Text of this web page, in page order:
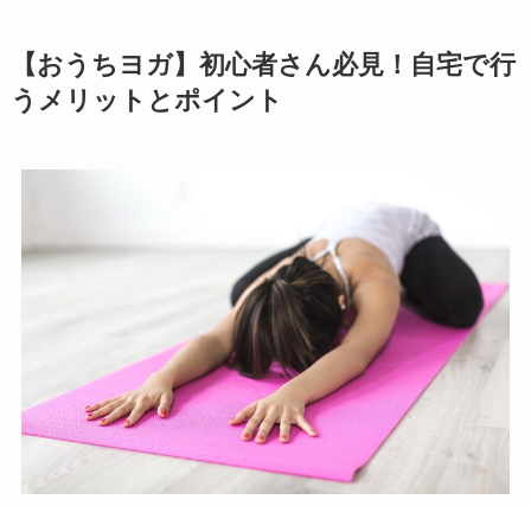
【おうちヨガ】初心者さん必見！自宅で行
うメリットとポイント